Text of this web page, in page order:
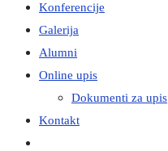
Konferencije
Galerija
Alumni
Online upis
Dokumenti za upis
Kontakt